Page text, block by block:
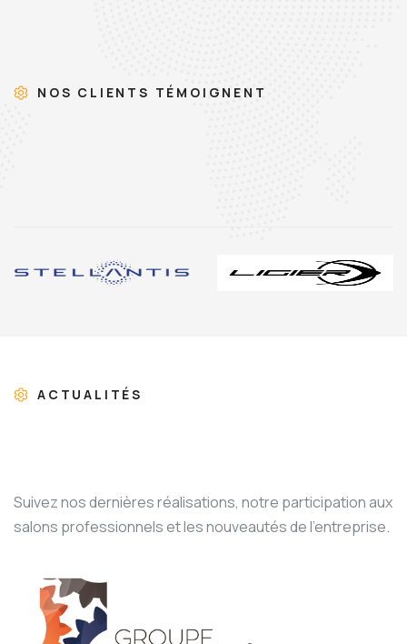
NOS CLIENTS TÉMOIGNENT
ACTUALITÉS
Suivez nos dernières réalisations, notre participation aux
salons professionnels et les nouveautés de l'entreprise.